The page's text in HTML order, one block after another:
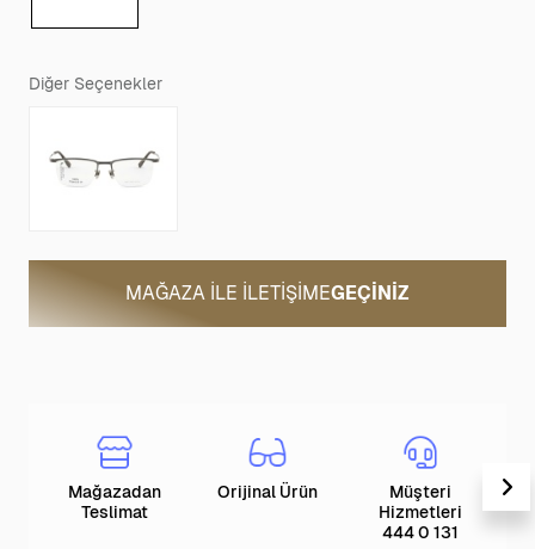
Diğer Seçenekler
MAĞAZA ILE İLETIŞIMEGEÇINIZ
Mağazadan
Teslimat
Orijinal Ürün
Müşteri
Hizmetleri
444 0 131